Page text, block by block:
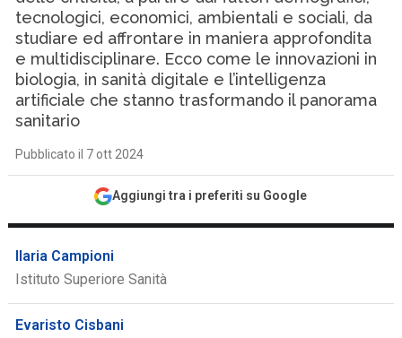
tecnologici, economici, ambientali e sociali, da
studiare ed affrontare in maniera approfondita
e multidisciplinare. Ecco come le innovazioni in
biologia, in sanità digitale e l’intelligenza
artificiale che stanno trasformando il panorama
sanitario
Pubblicato il 7 ott 2024
Aggiungi tra i preferiti su Google
Ilaria Campioni
Istituto Superiore Sanità
Evaristo Cisbani